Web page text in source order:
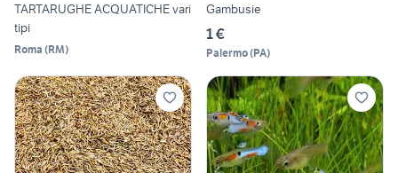
TARTARUGHE ACQUATICHE vari
tipi
Roma (RM)
Gambusie
1 €
Palermo(PA)